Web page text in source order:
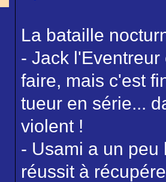
La bataille
- Jack
faire, mais c'est
tueur en série...
violent !
- Usami a un
réussit à